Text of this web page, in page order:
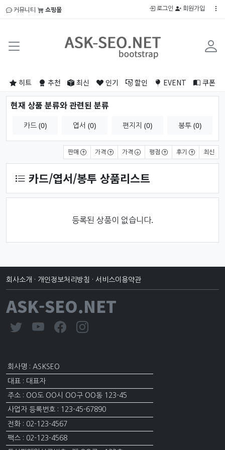
커뮤니티 쇼핑몰 로그인 회원가입
히트 추천 최신 인기 할인 EVENT 쿠폰
현재 상품 분류와 관련된 분류
카드 (0) 엽서 (0) 편지지 (0) 봉투 (0)
판매 가격 가격 평점 후기 최신
카드/엽서/봉투 상품리스트
등록된 상품이 없습니다.
회사소개 · 개인정보처리방침 · 서비스이용약관
ASK-SEO.NET
회사명 : ASKSEO
대표 : 대표자
주소 : OO도 OO시 OO구 OO동 123-45
사업자 등록번호 : 123-45-67890
전화 : 02-123-4567
팩스 : 02-123-4568